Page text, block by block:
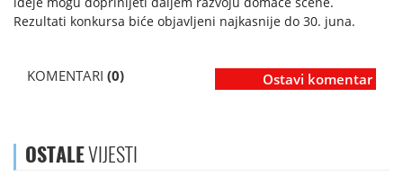
Rezultati konkursa biće objavljeni najkasnije do 30. juna.
KOMENTARI (0) Ostavi komentar
OSTALEVIJESTI